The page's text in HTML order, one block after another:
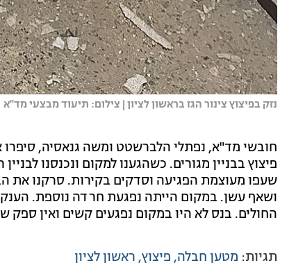
נזק בפיצוץ צינור הגז בראשון לציון | צילום: תיעוד מבצעי מד"א
חובשי מד"א, נפתלי הלברשטט ומשה גנאסיה, סיפרו
פיצוץ בבניין מגורים. כשהגענו למקום ונכנסנו
שעפו מעוצמת הפגיעה וסדקים בקירות. סרקנו את
ושאף עשן. במקום הייתה נפגעת חרדה נוספת.
החולים. בנס לא היו במקום נפגעים קשים ואין ספק
תגיות: מטען חבלה פיצוץ ראשון לציון